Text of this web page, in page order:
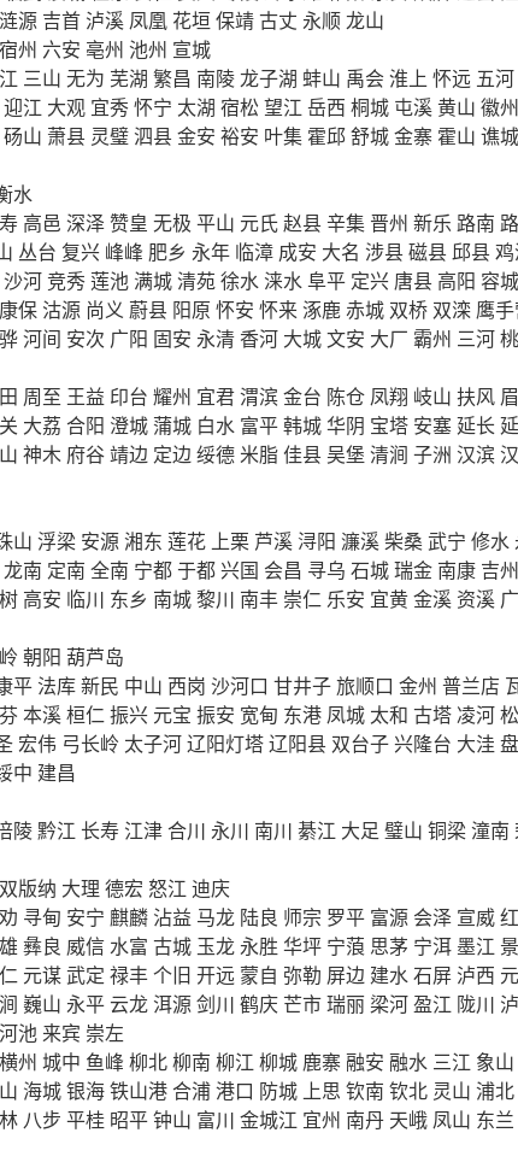
涟源 吉首 泸溪 凤凰 花垣保靖古丈 永顺龙山
宿州 六安 亳州 池州 宣城
三山 无为 芜湖 繁昌 南陵龙子湖 蚌山 禹会淮上 怀远 五河
迎江 大观 宜秀怀宁 太湖 宿松 望江 岳西 桐城 屯溪黄山 徽州
砀山 萧县 灵璧泗县金安 裕安 叶集 霍邱舒城金寨 霍山 谯城
水
高邑 深泽 赞皇 无极 平山 元氏赵县辛集 晋州 新乐 路南
丛台 复兴 峰峰 肥乡 永年 临漳 成安 大名 涉县磁县邱县
沙河竞秀莲池 满城清苑徐水 涞水阜平 定兴 唐县 高阳 容城
康保 沽源 尚义 蔚县 阳原 怀安 怀来涿鹿赤城 双桥 双滦 鹰
河间 安次 广阳 固安 永清 香河 大城文安 大厂 霸州 三河
周至 王益 印台 耀州 宜君渭滨金台 陈仓 凤翔 岐山 扶风
大荔 合阳 澄城蒲城 白水 富平韩城华阴 宝塔 安塞延长
神木 府谷靖边 定边绥德 米脂佳县吴堡 清涧 子洲 汉滨
山 浮梁 安源湘东 莲花 上栗 芦溪 浔阳 濂溪柴桑武宁 修水
龙南 定南 全南 宁都于都兴国 会昌 寻乌 石城瑞金 南康 吉州
高安 临川 东乡 南城黎川 南丰 崇仁 乐安 宜黄金溪 资溪
朝阳 葫芦岛
平 法库新民 中山 西岗 沙河口 甘井子旅顺口 金州 普兰店
本溪桓仁振兴 元宝 振安 宽甸 东港 凤城 太和 古塔 凌河
宏伟 弓长岭 太子河辽阳灯塔辽阳县 双台子兴隆台 大洼
中 建昌
陵黔江 长寿 江津合川 永川 南川 綦江 大足 璧山 铜梁潼南
版纳 大理 德宏 怒江 迪庆
寻甸 安宁 麒麟 沾益 马龙 陆良 师宗 罗平 富源 会泽 宣威
彝良 威信水富 古城 玉龙 永胜 华坪 宁蒗 思茅 宁洱 墨江
元谋武定 禄丰个旧 开远 蒙自 弥勒 屏边 建水石屏 泸西
巍山 永平 云龙 洱源剑川 鹤庆 芒市瑞丽 梁河盈江 陇川
河池 来宾 崇左
横州 城中 鱼峰 柳北柳南 柳江 柳城 鹿寨融安 融水 三江 象山
海城银海铁山港合浦港口 防城 上思 钦南 钦北 灵山 浦北
八步 平桂 昭平钟山 富川 金城江 宜州 南丹 天峨 凤山 东兰